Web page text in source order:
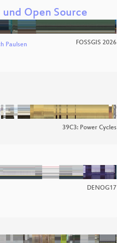
Open Source
Paulsen FOSSGIS 2026
39C3: Power Cycles
DENOG17